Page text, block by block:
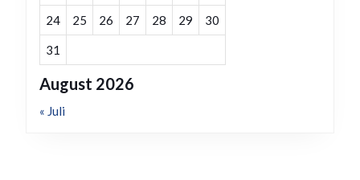
August 2026
24 25 26 27 28 29 30
31
« Juli